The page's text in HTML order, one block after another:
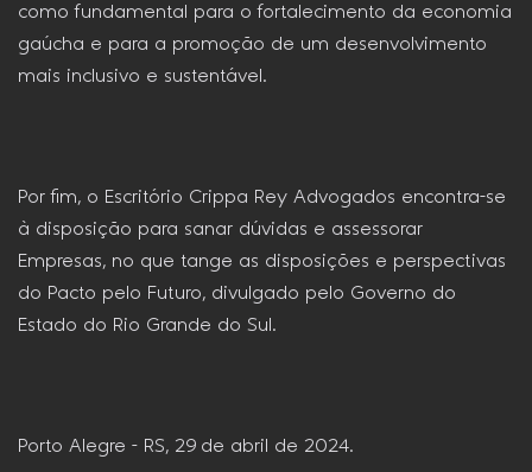
como fundamental para o fortalecimento da economia
gaúcha e para a promoção de um desenvolvimento
mais inclusivo e sustentável.
Por fim, o Escritório Crippa Rey Advogados encontra-se
à disposição para sanar dúvidas e assessorar
Empresas, no que tange as disposições e perspectivas
do Pacto pelo Futuro, divulgado pelo Governo do
Estado do Rio Grande do Sul.
Porto Alegre – RS, 29 de abril de 2024.